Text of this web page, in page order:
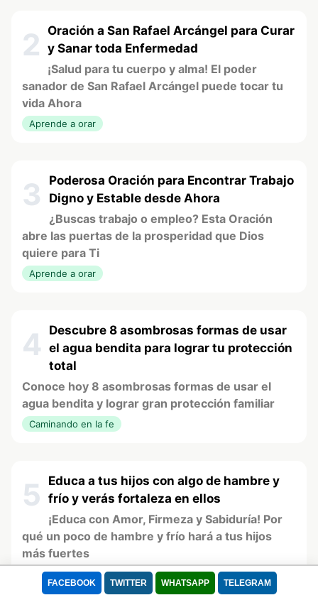
FACEBOOK TWITTER WHATSAPP TELEGRAM
2 Oración a San Rafael Arcángel para Curar
y Sanar toda Enfermedad
¡Salud para tu cuerpo y alma! El poder
sanador de San Rafael Arcángel puede tocar tu
vida Ahora
Aprende a orar
3
Poderosa Oración para Encontrar Trabajo
Digno y Estable desde Ahora
¿Buscas trabajo o empleo? Esta Oración
abre las puertas de la prosperidad que Dios
quiere para Ti
Aprende a orar
4
Descubre 8 asombrosas formas de usar
el agua bendita para lograr tu protección
total
Conoce hoy 8 asombrosas formas de usar el
agua bendita y lograr gran protección familiar
Caminando en la fe
5
Educa a tus hijos con algo de hambre y
frío y verás fortaleza en ellos
¡Educa con Amor, Firmeza y Sabiduría! Por
qué un poco de hambre y frío hará a tus hijos
más fuertes
Meditación